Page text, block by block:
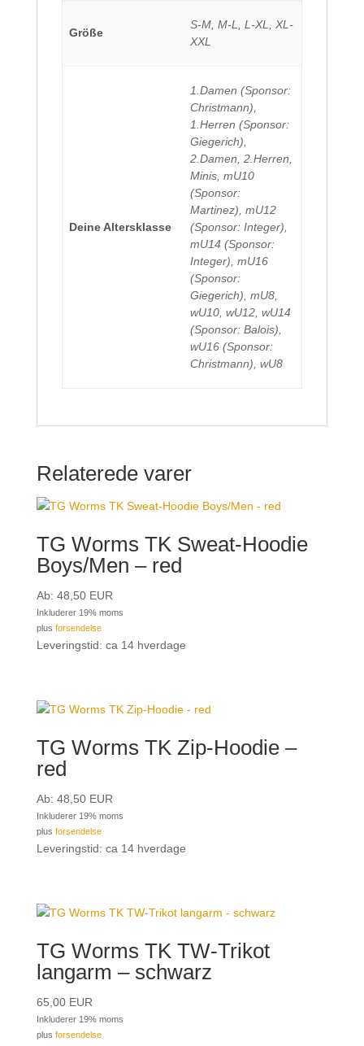
Größe
S-M, M-L, L-XL, XL-
XXL
Deine Altersklasse
1.Damen (Sponsor:
Christmann),
1.Herren (Sponsor:
Giegerich),
2.Damen, 2.Herren,
Minis, mU10
(Sponsor:
Martinez), mU12
(Sponsor: Integer),
mU14 (Sponsor:
Integer), mU16
(Sponsor:
Giegerich), mU8,
wU10, wU12, wU14
(Sponsor: Balois),
wU16 (Sponsor:
Christmann), wU8
Relaterede varer
TG Worms TK Sweat-Hoodie
Boys/Men – red
Ab: 48,50EUR
Inkluderer 19% moms
plus forsendelse
Leveringstid: ca 14 hverdage
TG Worms TK Zip-Hoodie –
red
Ab: 48,50EUR
Inkluderer 19% moms
plus forsendelse
Leveringstid: ca 14 hverdage
TG Worms TK TW-Trikot
langarm – schwarz
65,00EUR
Inkluderer 19% moms
plus forsendelse